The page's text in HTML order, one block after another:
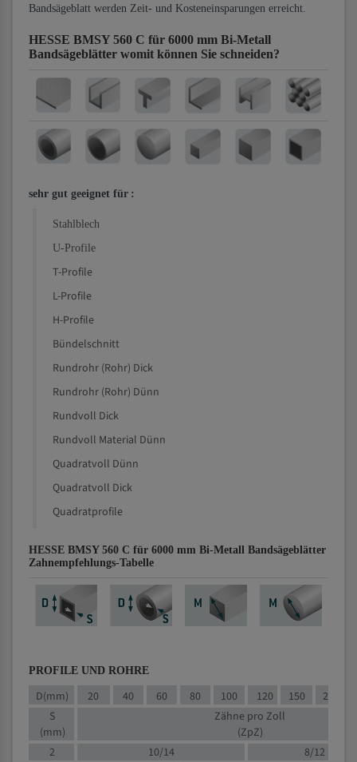
Bandsägeblatt werden Zeit- und Kosteneinsparungen erreicht.
HESSE BMSY 560 C für 6000 mm Bi-Metall
Bandsägeblätter womit können Sie schneiden?
sehr gut geeignet für :
Stahlblech
U-Profile
T-Profile
L-Profile
H-Profile
Bündelschnitt
Rundrohr (Rohr) Dick
Rundrohr (Rohr) Dünn
Rundvoll Dick
Rundvoll Material Dünn
Quadratvoll Dünn
Quadratvoll Dick
Quadratprofile
HESSE BMSY 560 C für 6000 mm Bi-Metall Bandsägeblätter
Zahnempfehlungs-Tabelle
PROFILE UND ROHRE
D(mm) 20 40 60 80 100 120 150 200
S
(mm)
Zähne pro Zoll
(ZpZ)
2
10/14
8/12